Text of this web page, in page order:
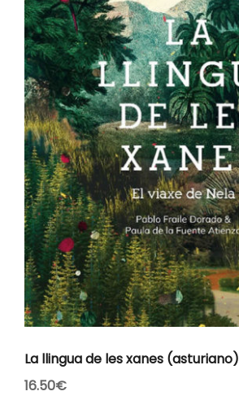
La llingua de les xanes (asturiano)
16.50€